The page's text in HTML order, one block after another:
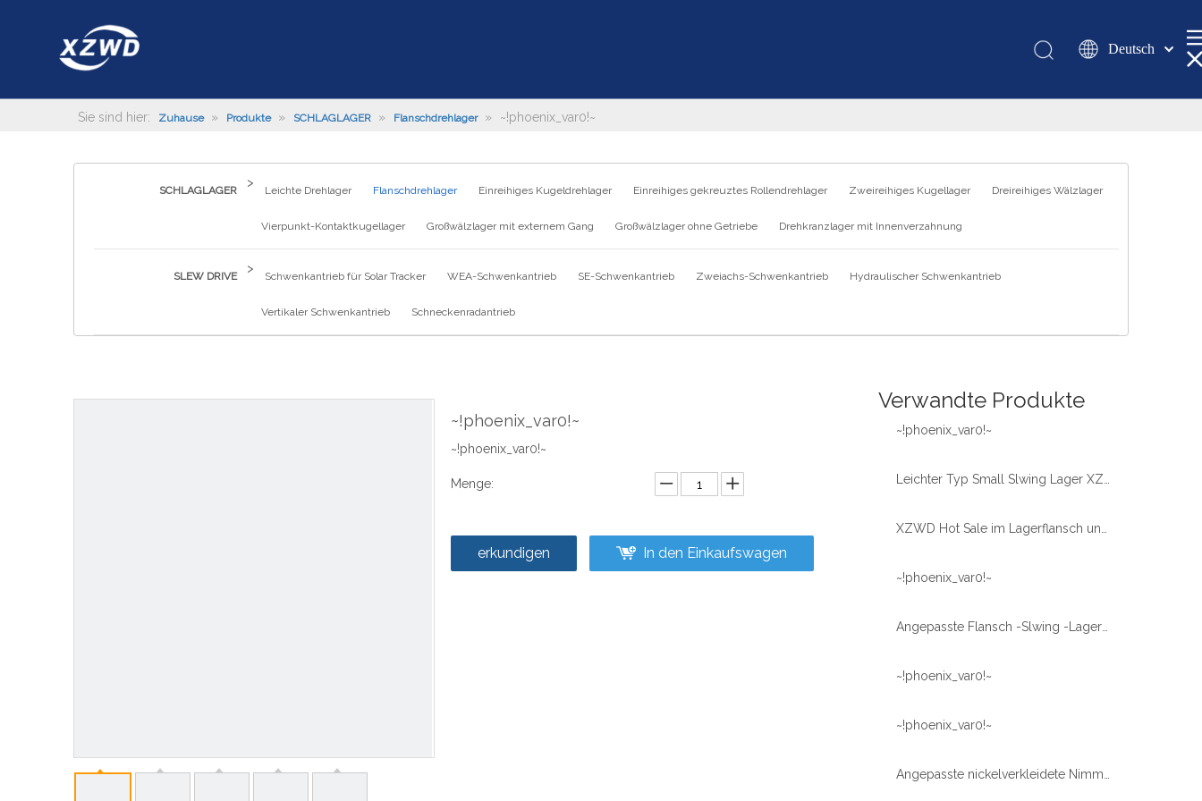
Deutsch
românesc
Français
Sie sind hier: Zuhause » Produkte » SCHLAGLAGER » Flanschdrehlager » ~!phoenix_var0!~
SCHLAGLAGER
>
Leichte Drehlager Flanschdrehlager Einreihiges Kugeldrehlager Einreihiges gekreuztes Rollendrehlager Zweireihiges Kugellager Dreireihiges Wälzlager
Vierpunkt-Kontaktkugellager Großwälzlager mit externem Gang Großwälzlager ohne Getriebe Drehkranzlager mit Innenverzahnung
SLEW DRIVE
>
Schwenkantrieb für Solar Tracker WEA-Schwenkantrieb SE-Schwenkantrieb Zweiachs-Schwenkantrieb Hydraulischer Schwenkantrieb
Vertikaler Schwenkantrieb Schneckenradantrieb
~!phoenix_var0!~
~!phoenix_var0!~
Menge:
erkundigen In den Einkaufswagen
Verwandte Produkte
~!phoenix_var0!~
~!phoenix_var0!~
~!phoenix_var0!~
~!phoenix_var0!~